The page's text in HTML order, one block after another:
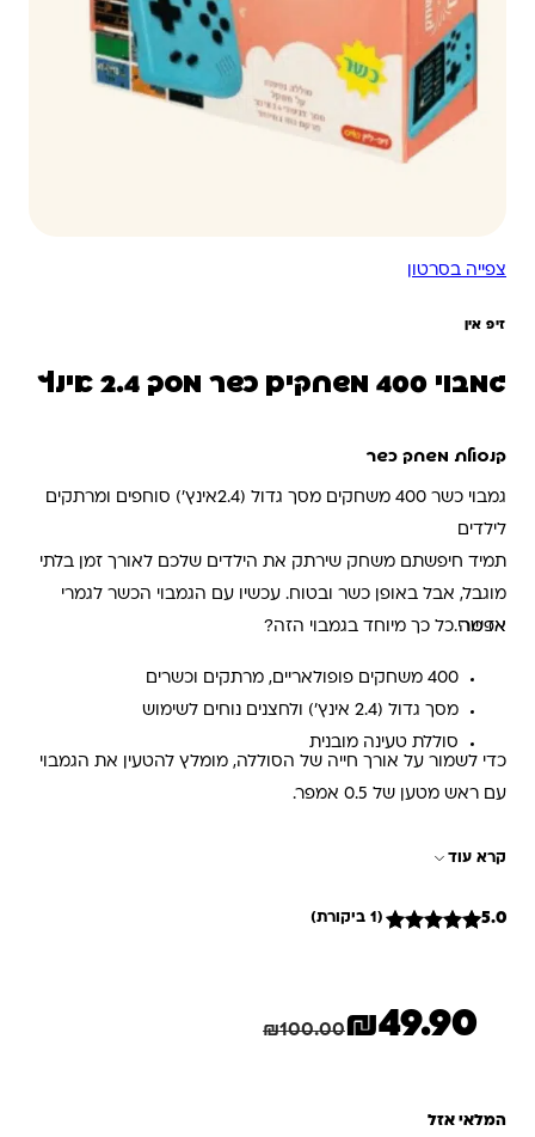
צפייה בסרטון
זיפ אין
גמבוי 400 משחקים כשר מסך 2.4 אינץ
קנסולת משחק כשר
גמבוי כשר 400 משחקים מסך גדול (2.4אינץ') סוחפים ומרתקים
לילדים
תמיד חיפשתם משחק שירתק את הילדים שלכם לאורך זמן בלתי
מוגבל, אבל באופן כשר ובטוח. עכשיו עם הגמבוי הכשר לגמרי
אפשרי.
אז מה כל כך מיוחד בגמבוי הזה?
400 משחקים פופולאריים, מרתקים וכשרים
מסך גדול (2.4 אינץ') ולחצנים נוחים לשימוש
סוללת טעינה מובנית
כדי לשמור על אורך חייה של הסוללה, מומלץ להטעין את הגמבוי
עם ראש מטען של 0.5 אמפר.
קרא עוד
5.0
לקוחות
(1 ביקורת)
₪100.00
המחיר המקורי היה: ₪100.00.
₪49.90
המחיר הנוכחי הוא: ₪49.90.
המלאי אזל